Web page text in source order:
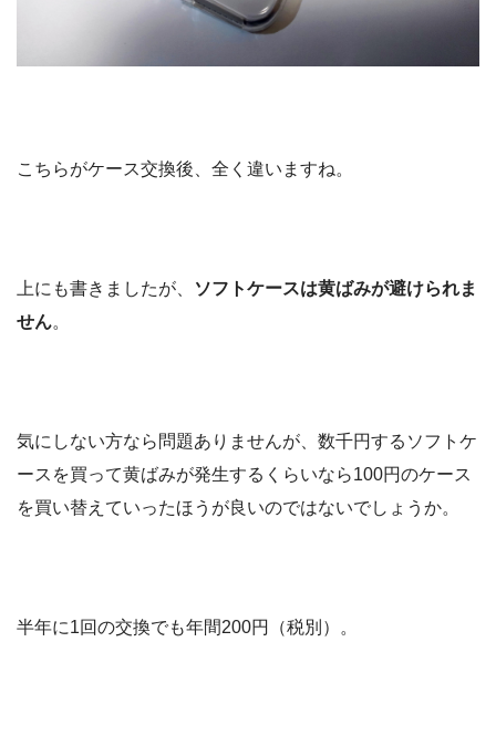
こちらがケース交換後、全く違いますね。
上にも書きましたが、
ソフトケースは黄ばみが避けられま
せん。
気にしない方なら問題ありませんが、数千円するソフトケ
ースを買って黄ばみが発生するくらいなら100円のケース
を買い替えていったほうが良いのではないでしょうか。
半年に1回の交換でも年間200円（税別）。